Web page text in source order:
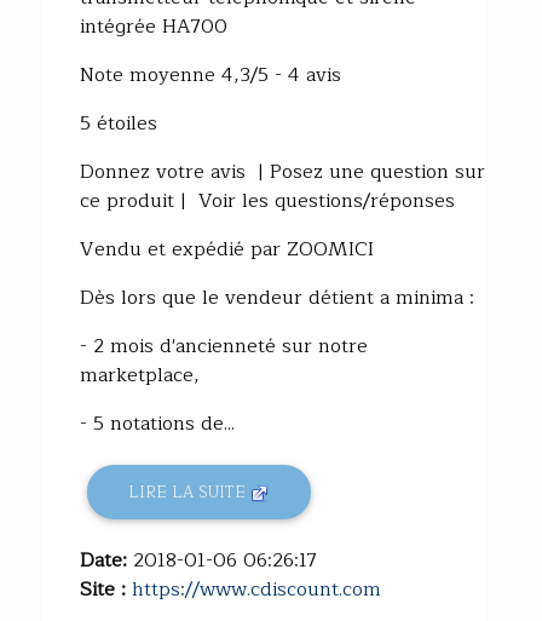
intégrée HA700
Note moyenne 4,3/5 - 4 avis
5 étoiles
Donnez votre avis | Posez une question sur
ce produit | Voir les questions/réponses
Vendu et expédié par ZOOMICI
Dès lors que le vendeur détient a minima :
- 2 mois d'ancienneté sur notre
marketplace,
- 5 notations de...
LIRE LA SUITE
Date: 2018-01-06 06:26:17
Site :https://www.cdiscount.com